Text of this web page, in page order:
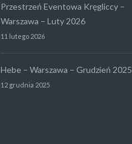
Przestrzeń Eventowa Kręgliccy –
Warszawa – Luty 2026
11 lutego 2026
Hebe – Warszawa – Grudzień 2025
12 grudnia 2025